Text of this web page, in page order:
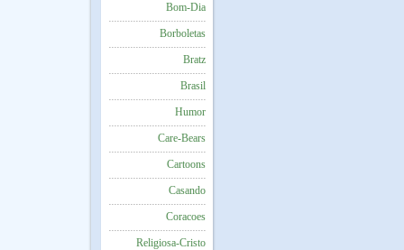
Bom-Dia
Borboletas
Bratz
Brasil
Humor
Care-Bears
Cartoons
Casando
Coracoes
Religiosa-Cristo